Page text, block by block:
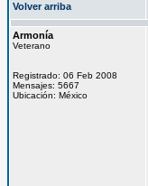
Volver arriba
Armonía
Veterano
Registrado: 06 Feb 2008
Mensajes: 5667
Ubicación: México